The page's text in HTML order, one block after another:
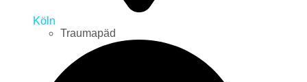
Köln
Traumapäd